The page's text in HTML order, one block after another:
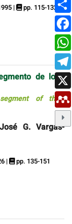
| pp. 115-132
de los
of the
G. Vargas-
| pp. 135-151